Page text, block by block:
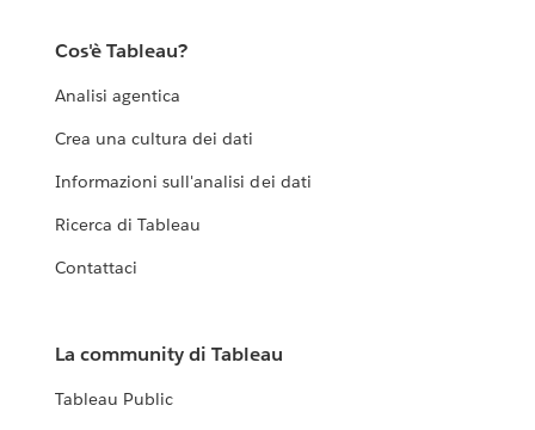
Cos'è Tableau?
Analisi agentica
Crea una cultura dei dati
Informazioni sull'analisi dei dati
Ricerca di Tableau
Contattaci
La community di Tableau
Tableau Public